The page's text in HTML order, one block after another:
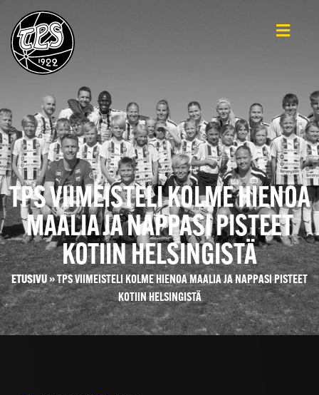
TPS VIIMEISTELI KOLME HIENOA
MAALIA JA NAPPASI PISTEET
KOTIIN HELSINGISTÄ
ETUSIVU»TPS VIIMEISTELI KOLME HIENOA MAALIA JA NAPPASI PISTEET
KOTIIN HELSINGISTÄ